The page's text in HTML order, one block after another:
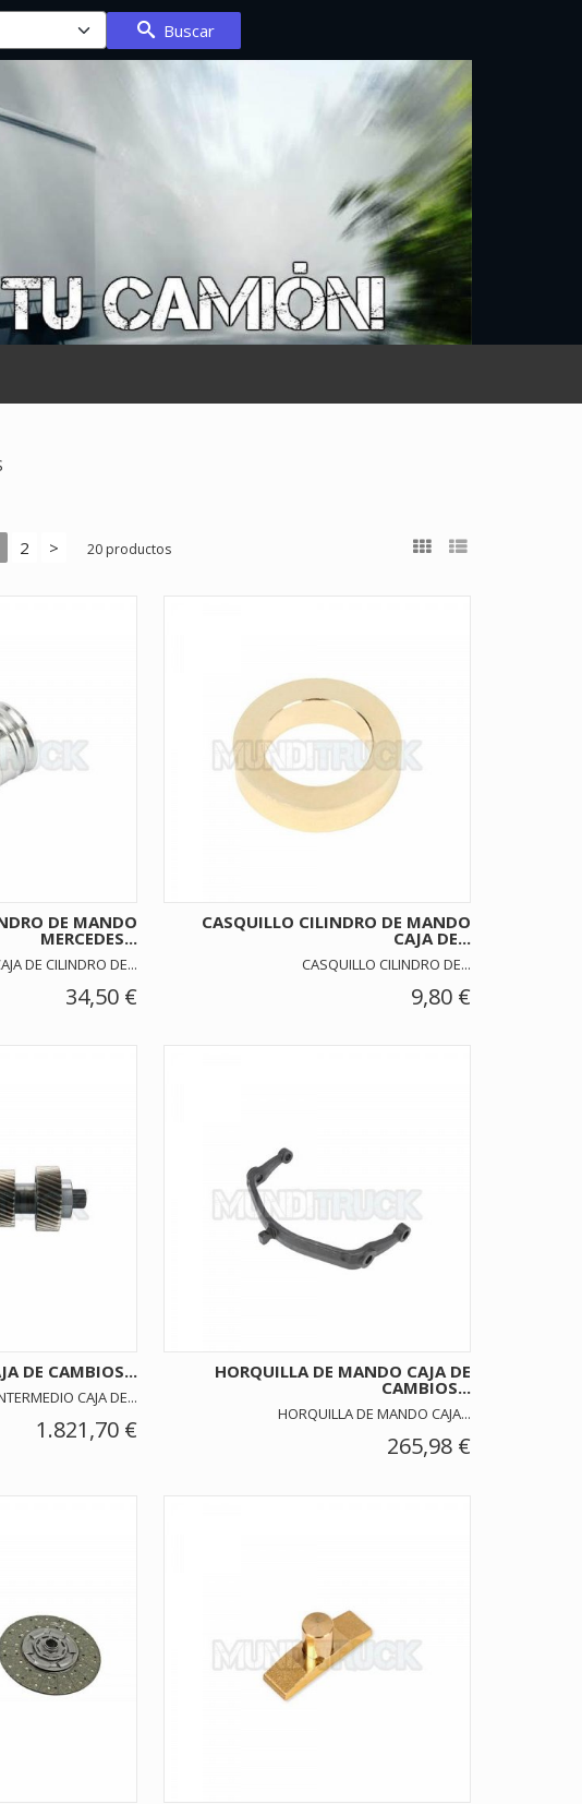
Buscar
2 > 20 productos
DE MANDO
MERCEDES...
DE CILINDRO DE...
34,50 €
CASQUILLO CILINDRO DE MANDO
CAJA DE...
CASQUILLO CILINDRO DE...
9,80 €
DE CAMBIOS...
CAJA DE...
1.821,70 €
HORQUILLA DE MANDO CAJA DE
CAMBIOS...
HORQUILLA DE MANDO CAJA...
265,98 €